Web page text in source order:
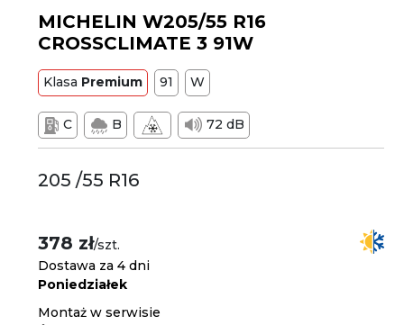
MICHELIN W205/55 R16
CROSSCLIMATE 3 91W
Klasa Premium 91 W
C B 72 dB
205 /55 R16
378 zł/szt.
Dostawa za 4 dni
Poniedziałek
Montaż w serwisie